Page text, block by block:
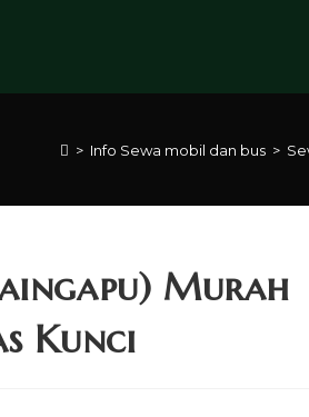
> Info Sewa mobil dan bus >
Murah
Kunci